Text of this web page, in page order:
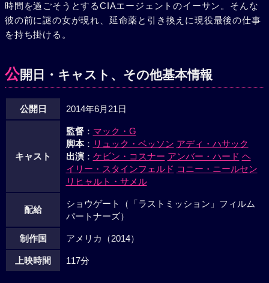
時間を過ごそうとするCIAエージェントのイーサン。そんな
彼の前に謎の女が現れ、延命薬と引き換えに現役最後の仕事
を持ち掛ける。
公開日・キャスト、その他基本情報
公開日 2014年6月21日
キャスト
監督： マック・G
脚本： リュック・ベッソン アディ・ハサック
出演： ケビン・コスナー アンバー・ハード ヘ
イリー・スタインフェルド コニー・ニールセン
リヒャルト・サメル
配給
ショウゲート（「ラストミッション」フィルム
パートナーズ）
制作国 アメリカ（2014）
上映時間 117分